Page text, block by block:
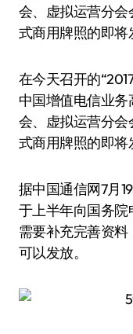
会、虚拟运营分
式商用牌照的即将
在今天召开的
中国增值电信业
会、虚拟运营分
式商用牌照的即将
据中国通信网7月
于上半年向国务院
需要补充完善资
可以发放。